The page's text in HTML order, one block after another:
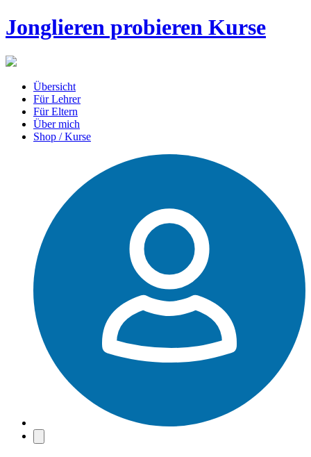
Jonglieren probieren Kurse
Übersicht
Für Lehrer
Für Eltern
Über mich
Shop / Kurse